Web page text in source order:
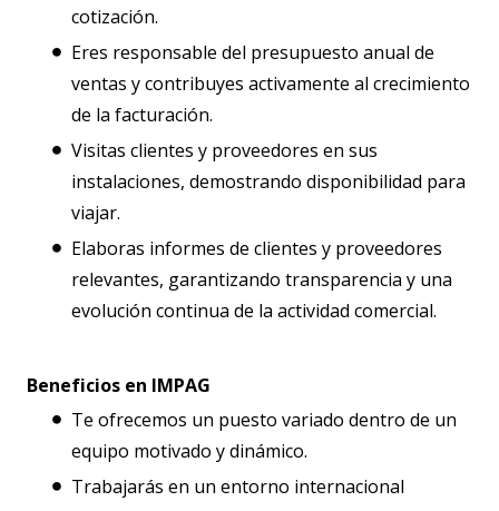
cotización.
Eres responsable del presupuesto anual de
ventas y contribuyes activamente al crecimiento
de la facturación.
Visitas clientes y proveedores en sus
instalaciones, demostrando disponibilidad para
viajar.
Elaboras informes de clientes y proveedores
relevantes, garantizando transparencia y una
evolución continua de la actividad comercial.
Beneficios en IMPAG
Te ofrecemos un puesto variado dentro de un
equipo motivado y dinámico.
Trabajarás en un entorno internacional